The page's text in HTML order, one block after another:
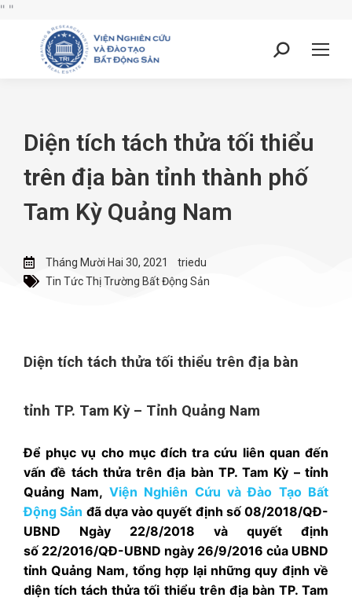
" "
Diện tích tách thửa tối thiểu
trên địa bàn tỉnh thành phố
Tam Kỳ Quảng Nam
Tháng Mười Hai 30, 2021
triedu
Tin Tức Thị Trường Bất Động Sản
Diện tích tách thửa tối thiểu trên địa bàn
tỉnh TP. Tam Kỳ – Tỉnh Quảng Nam
Để phục vụ cho mục đích tra cứu liên quan đến
vấn đề tách thửa trên địa bàn TP. Tam Kỳ – tỉnh
Quảng Nam, Viện Nghiên Cứu và Đào Tạo Bất
Động Sản đã dựa vào quyết định số 08/2018/QĐ-
UBND Ngày 22/8/2018 và quyết định
số 22/2016/QĐ-UBND ngày 26/9/2016 của UBND
tỉnh Quảng Nam, tổng hợp lại những quy định về
diện tích tách thửa tối thiểu trên địa bàn TP. Tam